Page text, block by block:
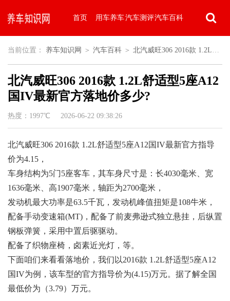
首页 用车养车汽车测评汽车百科
当前位置： 养车知识网 ＞ 汽车百科 ＞ 北汽威旺306 2016款 1.2L舒
适型5座A12国IV最新官方落地价多少?
北汽威旺306 2016款 1.2L舒适型5座A12
国IV最新官方落地价多少?
热度：1997℃ 2026-06-22 09:38:26
北汽威旺306 2016款 1.2L舒适型5座A12国IV最新官方指导
价为4.15，
车身结构为5门5座客车，其车身尺寸是：长4030毫米、宽
1636毫米、高1907毫米，轴距为2700毫米，
发动机最大功率是63.5千瓦，发动机峰值扭矩是108牛米，
配备手动变速箱(MT)，配备了前麦弗逊式独立悬挂，后纵置
钢板弹簧，采用中置后驱驱动。
配备了织物座椅，卤素近光灯，等。
下面咱们来看看落地价，我们以2016款 1.2L舒适型5座A12
国IV为例，该车型的官方指导价为(4.15)万元。据了解全国
最低价为（3.79）万元。